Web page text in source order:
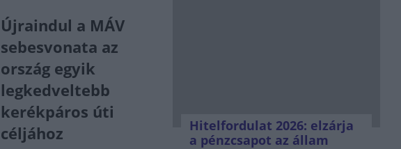
Újraindul a MÁV
sebesvonata az
ország egyik
legkedveltebb
kerékpáros úti
céljához
Hitelfordulat 2026: elzárja
a pénzcsapot az állam